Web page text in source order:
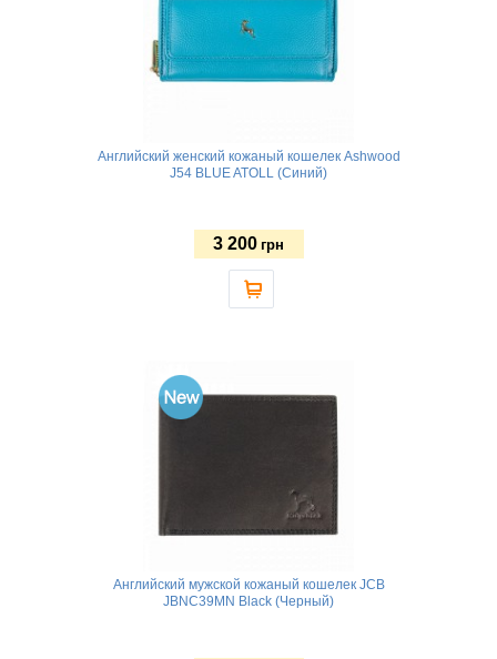
Английский женский кожаный кошелек Ashwood
J54 BLUE ATOLL (Синий)
3 200 грн
Английский мужской кожаный кошелек JCB
JBNC39MN Black (Черный)